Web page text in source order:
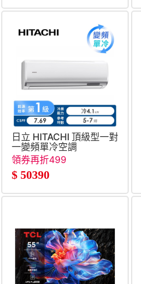
日立 HITACHI 頂級型一對
一變頻單冷空調
領券再折499
$ 50390